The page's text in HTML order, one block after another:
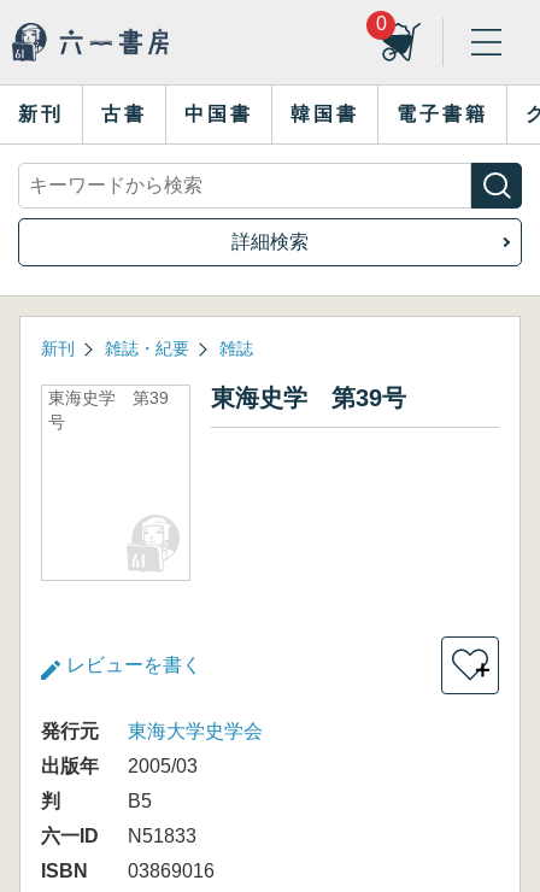
0
新刊 古書 中国書 韓国書 電子書籍
詳細検索
新刊 雑誌・紀要 雑誌
東海史学 第39
号
東海史学 第39号
レビューを書く ＋
発行元
東海大学史学会
出版年
2005/03
判
B5
六一ID
N51833
ISBN
03869016